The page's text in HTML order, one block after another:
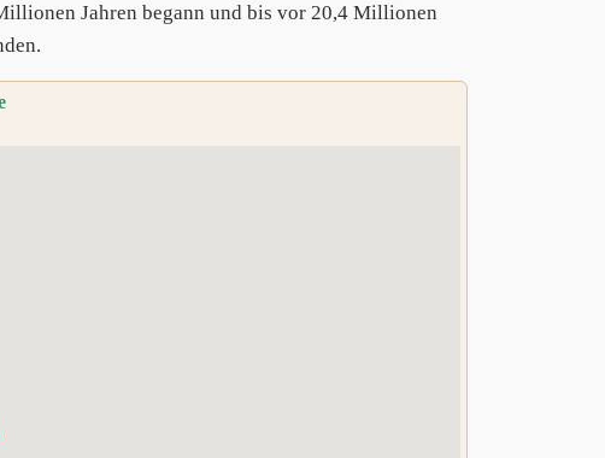
Jahren begann und bis vor 20,4 Millionen